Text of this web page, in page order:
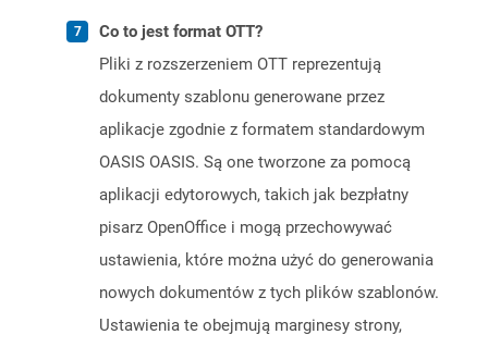
Co to jest format OTT?
Pliki z rozszerzeniem OTT reprezentują
dokumenty szablonu generowane przez
aplikacje zgodnie z formatem standardowym
OASIS OASIS. Są one tworzone za pomocą
aplikacji edytorowych, takich jak bezpłatny
pisarz OpenOffice i mogą przechowywać
ustawienia, które można użyć do generowania
nowych dokumentów z tych plików szablonów.
Ustawienia te obejmują marginesy strony,